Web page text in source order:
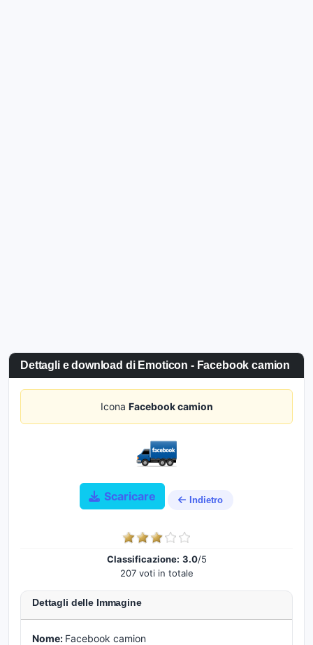
Dettagli e download di Emoticon - Facebook camion
Icona Facebook camion
Scaricare Indietro
Classificazione: 3.0/5
207 voti in totale
Dettagli delle Immagine
Nome: Facebook camion